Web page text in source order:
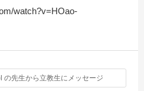
watch?v=HOao-
の先生から立教生にメッセージ